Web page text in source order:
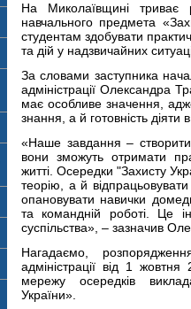
На Миколаївщині триває
навчального предмета
студентам здобувати
та дій у надзвичайних
За словами заступника
адміністрації Олександра
має особливе значення,
знання, а й готовність діяти
«Наше завдання –
вони зможуть отримати
житті. Осередки "Захисту
теорію, а й
опановувати навички
та командній роботі. Це
суспільства», – зазначив
Нагадаємо,
адміністрації від 1
мережу осередків
України».